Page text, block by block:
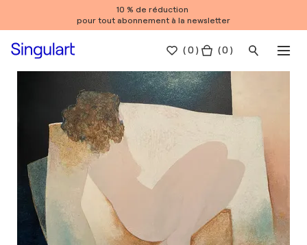
10 % de réduction
pour tout abonnement à la newsletter
(0 ) ( 0 )